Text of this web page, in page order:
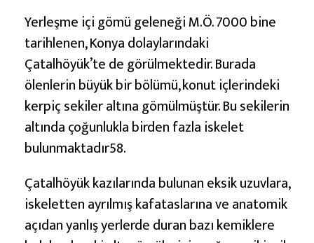
Yerleşme içi gömü geleneği M.Ö. 7000 bine
tarihlenen, Konya dolaylarındaki
Çatalhöyük’te de görülmektedir. Burada
ölenlerin büyük bir bölümü, konut içlerindeki
kerpiç sekiler altına gömülmüştür. Bu sekilerin
altında çoğunlukla birden fazla iskelet
bulunmaktadır58.
Çatalhöyük kazılarında bulunan eksik uzuvlara,
iskeletten ayrılmış kafataslarına ve anatomik
açıdan yanlış yerlerde duran bazı kemiklere